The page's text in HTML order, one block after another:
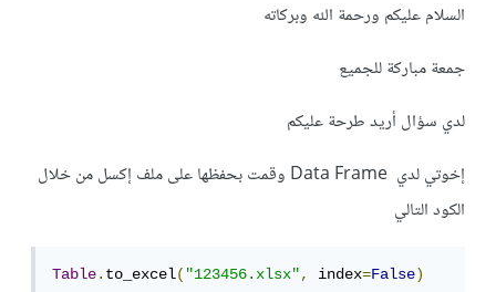
السلام عليكم ورحمة الله وبركاته
جمعة مباركة للجميع
لدي سؤال أريد طرحة عليكم
إخوتي لدي Data Frame وقمت بحفظها على ملف إكسل من خلال
الكود التالي
Table.to_excel("123456.xlsx", index=False)